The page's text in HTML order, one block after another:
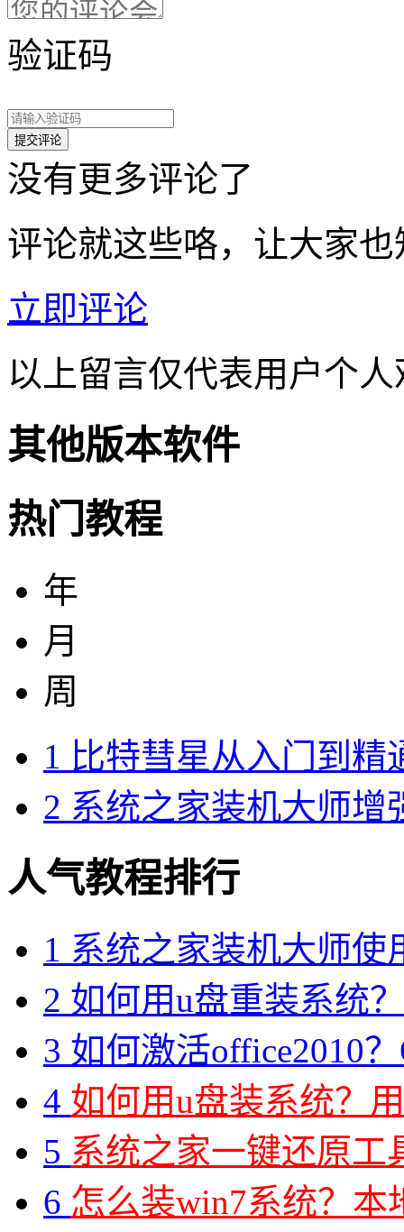
验证码
没有更多评论了
评论就这些咯，让大家
立即评论
以上留言仅代表用户个
其他版本软件
热门教程
年
月
周
1 比特彗星从入门到精
2 系统之家装机大师增
人气教程排行
1 系统之家装机大师使
2 如何用u盘重装系统
3 如何激活office2010
4 如何用u盘装系统？
5 系统之家一键还原工
6 怎么装win7系统？本